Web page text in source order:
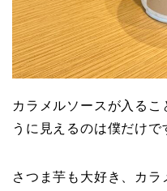
カラメルソースが入る
うに見えるのは僕だけで
さつま芋も大好き、カ